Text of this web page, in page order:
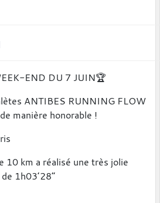
END DU 7 JUIN🏆
ANTIBES RUNNING FLOW
manière honorable !
10 km a réalisé une très jolie
1h03’28”